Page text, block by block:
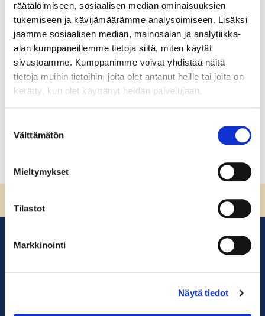
räätälöimiseen, sosiaalisen median ominaisuuksien
tukemiseen ja kävijämäärämme analysoimiseen. Lisäksi
jaamme sosiaalisen median, mainosalan ja analytiikka-
alan kumppaneillemme tietoja siitä, miten käytät
sivustoamme. Kumppanimme voivat yhdistää näitä
tietoja muihin tietoihin, joita olet antanut heille tai joita on
kerätty, kun olet käyttänyt heidän palvelujaan.
valinta
Välttämätön
Mieltymykset
Tilastot
Markkinointi
Näytä tiedot
Jätehuollon koulutusohjelma
Jätehuollon koulutusohjelma Hei! Hei, ja lämpimästi
tervetuloa opiskelijaksi Suomen ympäristöopisto
Sykliin! Kurssilla on yhteensä XXX oppituntia, jotka on
jaettu XXX moduuliin.